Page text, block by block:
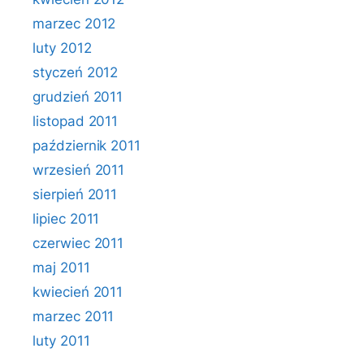
marzec 2012
luty 2012
styczeń 2012
grudzień 2011
listopad 2011
październik 2011
wrzesień 2011
sierpień 2011
lipiec 2011
czerwiec 2011
maj 2011
kwiecień 2011
marzec 2011
luty 2011